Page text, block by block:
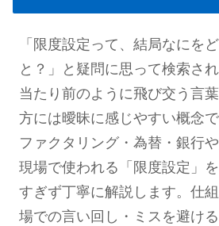
「限度設定って、結局なにを
と？」と疑問に思って検索さ
当たり前のように飛び交う言
方には曖昧に感じやすい概念
ファクタリング・為替・銀行
現場で使われる「限度設定」
すぎず丁寧に解説します。仕
場での言い回し・ミスを避け